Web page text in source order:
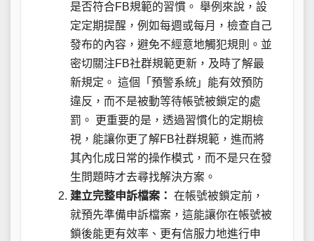
是否符合FB規範的習慣。 舉例來說，設
定定期提醒，例如每週或每月，檢查自己
發布的內容，避免不經意地觸犯規則。並
密切關注FB社群規範更新，及時了解最
新規定。 這個「預警系統」能有效預防
違反，而不是被動等待帳號被鎖定的處
罰。 更重要的是，透過習慣化的定期檢
視，能讓你更了解FB社群規範，進而將
其內化成日常的操作模式，而不是只在發
生問題時才去尋找解決方案。
建立完整申訴檔案： 在帳號被鎖定前，
就預先準備申訴檔案，這能讓你在帳號被
鎖後能更有效率、更有信服力地進行申